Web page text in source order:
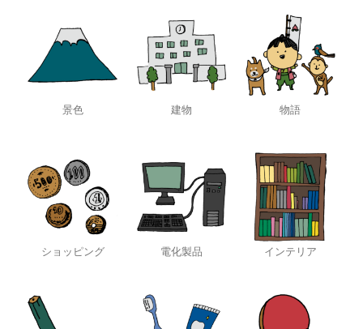
景色 建物 物語
ショッピング 電化製品 インテリア